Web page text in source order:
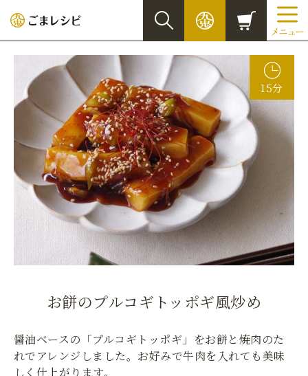
15分
お餅のプルコギトッポギ風炒め
醤油ベースの「プルコギトッポギ」をお餅と焼肉のた
れでアレンジしました。お好みで牛肉を入れても美味
しく仕上がります。